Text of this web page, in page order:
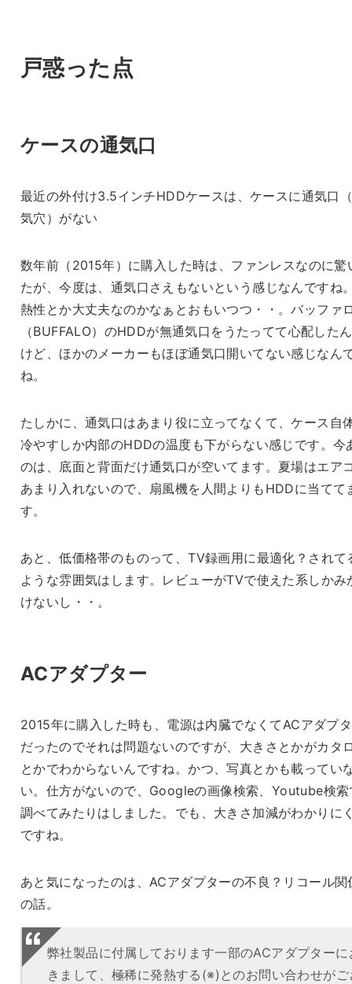
戸惑った点
ケースの通気口
最近の外付け3.5インチHDDケースは、ケースに通気口
気穴）がない
数年前（2015年）に購入した時は、ファンレスなのに驚
たが、今度は、通気口さえもないという感じなんですね
熱性とか大丈夫なのかなぁとおもいつつ・・。バッファ
（BUFFALO）のHDDが無通気口をうたってて心配した
けど、ほかのメーカーもほぼ通気口開いてない感じなん
ね。
たしかに、通気口はあまり役に立ってなくて、ケース自
冷やすしか内部のHDDの温度も下がらない感じです。今
のは、底面と背面だけ通気口が空いてます。夏場はエア
あまり入れないので、扇風機を人間よりもHDDに当てて
す。
あと、低価格帯のものって、TV録画用に最適化？されて
ような雰囲気はします。レビューがTVで使えた系しかみ
けないし・・。
ACアダプター
2015年に購入した時も、電源は内臓でなくてACアダプ
だったのでそれは問題ないのですが、大きさとかがカタ
とかでわからないんですね。かつ、写真とかも載ってい
い。仕方がないので、Googleの画像検索、Youtube検索
調べてみたりはしました。でも、大きさ加減がわかりに
ですね。
あと気になったのは、ACアダプターの不良？リコール関
の話。
弊社製品に付属しております一部のACアダプターに
きまして、極稀に発熱する(※)とのお問い合わせがご